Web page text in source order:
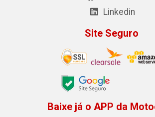
Linkedin
Site Seguro
Baixe já o APP da